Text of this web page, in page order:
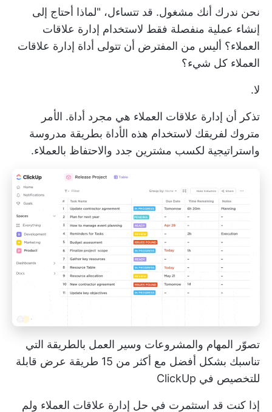
نحن ندرك أنك مشغول. قد تتساءل، "لماذا أحتاج إلى
إنشاء عملية منفصلة فقط لاستخدام إدارة علاقات
العملاء؟ أليس من المفترض أن تتولى أداة إدارة علاقات
العملاء كل شيء؟
لا.
تذكر أن إدارة علاقات العملاء هي مجرد أداة. الأمر
متروك لفريقك لاستخدام هذه الأداة بطريقة مدروسة
واستراتيجية لكسب مشترين جدد والاحتفاظ بالعملاء.
تصوّر المهام والمشروعات وسير العمل بالطريقة التي
تناسبك بشكل أفضل مع أكثر من 15 طريقة عرض قابلة
للتخصيص في ClickUp
إذا كنت قد استثمرت في حل إدارة علاقات العملاء ولم